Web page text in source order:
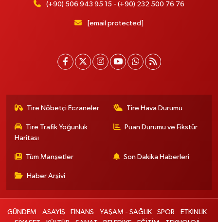
(+90) 506 943 95 15 - (+90) 232 500 76 76
[email protected]
Tire Nöbetçi Eczaneler Tire Hava Durumu
Tire Trafik Yoğunluk
Haritası
Puan Durumu ve Fikstür
Tüm Manşetler Son Dakika Haberleri
Haber Arşivi
GÜNDEM ASAYİŞ FİNANS YAŞAM - SAĞLIK SPOR
ETKİNLİK